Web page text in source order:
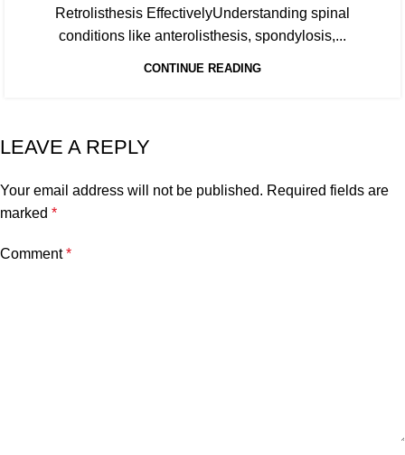
Retrolisthesis EffectivelyUnderstanding spinal
conditions like anterolisthesis, spondylosis,...
CONTINUE READING
LEAVE A REPLY
Your email address will not be published. Required fields are
marked *
Comment*